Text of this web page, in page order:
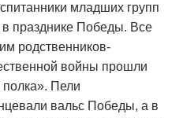
младших групп
празднике Победы. Все
родственников-
войны прошли
Пели
вальс Победы, а в